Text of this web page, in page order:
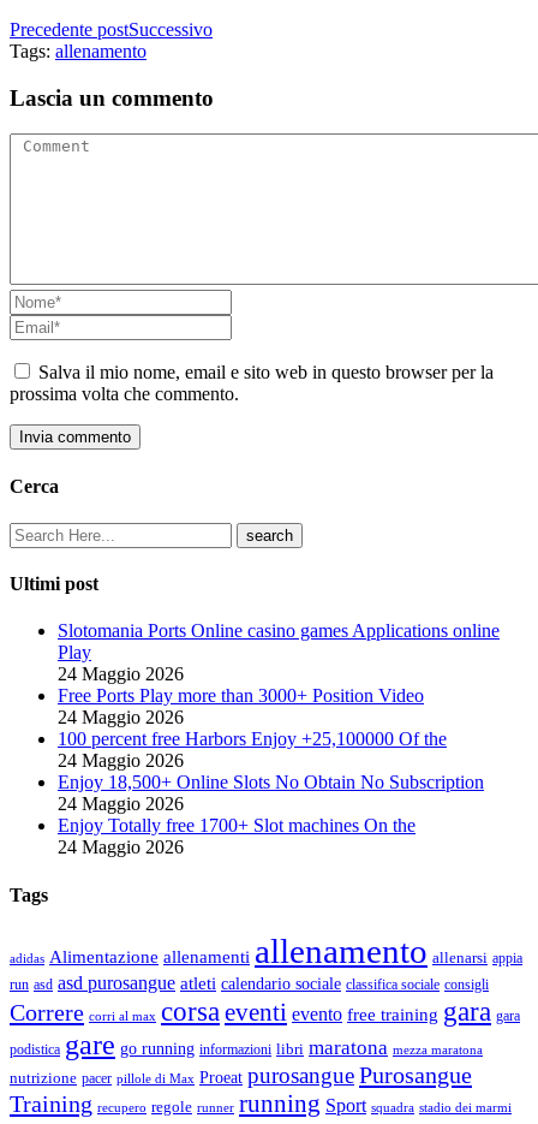
Precedente postSuccessivo
Tags: allenamento
Lascia un commento
Salva il mio nome, email e sito web in questo browser per la
prossima volta che commento.
Invia commento
Cerca
Ultimi post
Slotomania Ports Online casino games Applications online
Play
24 Maggio 2026
Free Ports Play more than 3000+ Position Video
24 Maggio 2026
100 percent free Harbors Enjoy +25,100000 Of the
24 Maggio 2026
Enjoy 18,500+ Online Slots No Obtain No Subscription
24 Maggio 2026
Enjoy Totally free 1700+ Slot machines On the
24 Maggio 2026
Tags
adidas Alimentazione allenamenti allenamento allenarsi appia
run asd asd purosangue atleti calendario sociale classifica sociale consigli
Correre corri al max corsa eventi evento free training gara gara
podistica gare go running informazioni libri maratona mezza maratona
nutrizione pacer pillole di Max Proeat purosanguePurosangue
Training recupero regole runner running Sport squadra stadio dei marmi